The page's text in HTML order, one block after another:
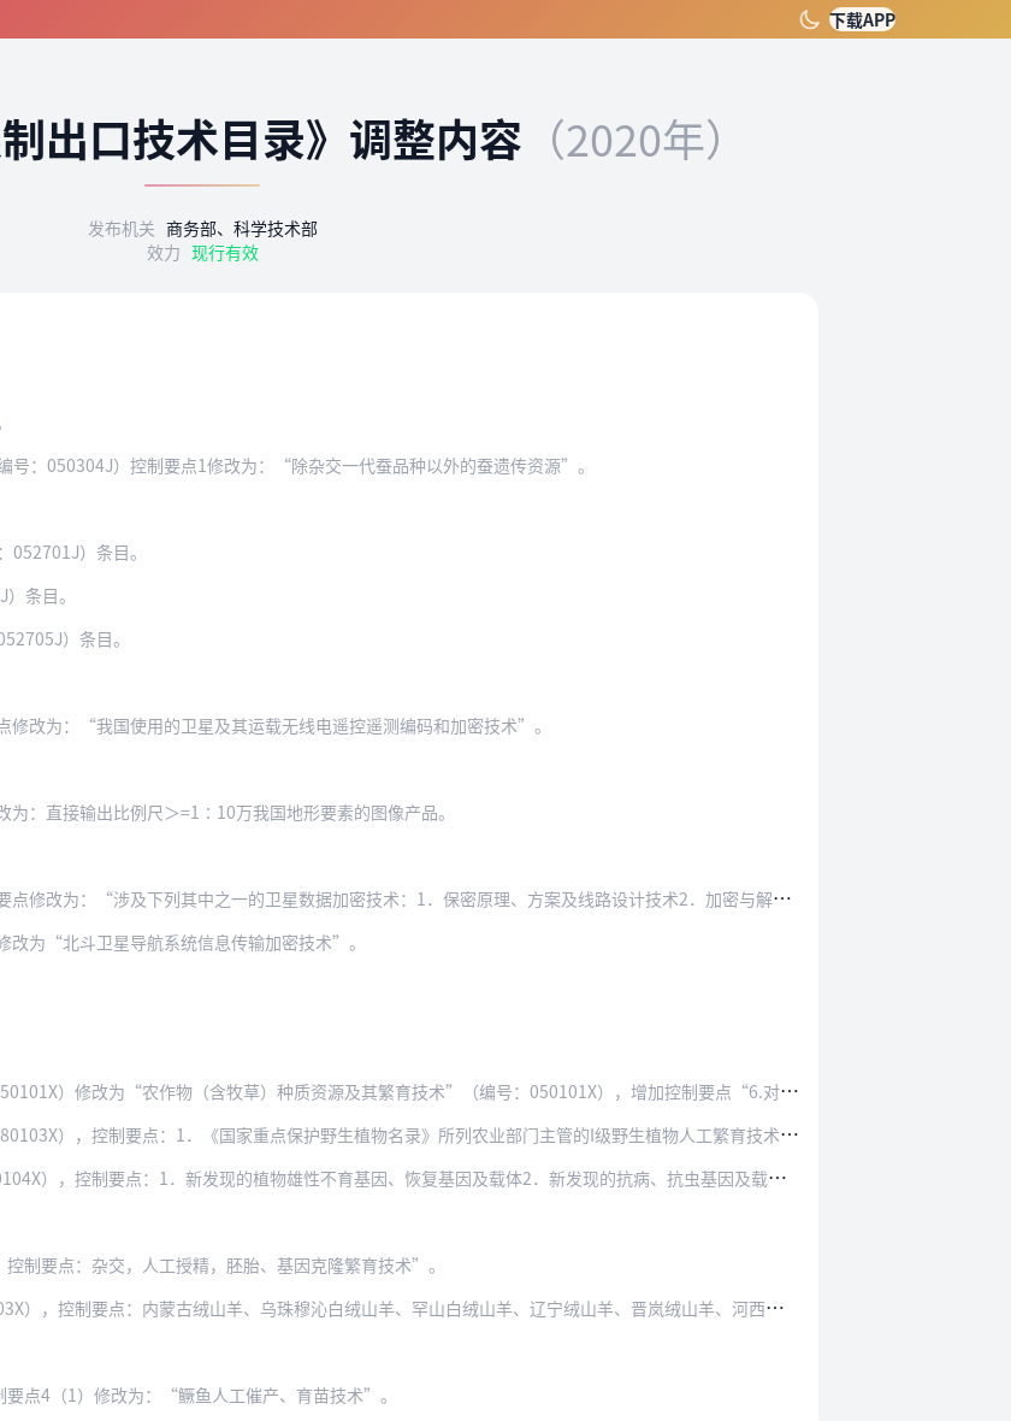
下载APP
出口技术目录》调整内容 （2020年）
发布机关 商务部、科学技术部
效力 现行有效
号：050304J）控制要点1修改为：“除杂交一代蚕品种以外的蚕遗传资源”。
）条目。
条目。
）条目。
修改为：“我国使用的卫星及其运载无线电遥控遥测编码和加密技术”。
：直接输出比例尺＞=1∶10万我国地形要素的图像产品。
为：“涉及下列其中之一的卫星数据加密技术：1．保密原理、方案及线路设计技术2．加密与解密的软件、硬件”。
改为“北斗卫星导航系统信息传输加密技术”。
）修改为“农作物（含牧草）种质资源及其繁育技术”（编号：050101X），增加控制要点“6.对外提供农作物种…
，控制要点：1．《国家重点保护野生植物名录》所列农业部门主管的I级野生植物人工繁育技术2．列入《濒危野生动…
制要点：1．新发现的植物雄性不育基因、恢复基因及载体2．新发现的抗病、抗虫基因及载体3．新发现的抗逆基因…
制要点：杂交，人工授精，胚胎、基因克隆繁育技术”。
要点：内蒙古绒山羊、乌珠穆沁白绒山羊、罕山白绒山羊、辽宁绒山羊、晋岚绒山羊、河西绒山羊和西藏绒山羊母本、…
点4（1）修改为：“鳜鱼人工催产、育苗技术”。